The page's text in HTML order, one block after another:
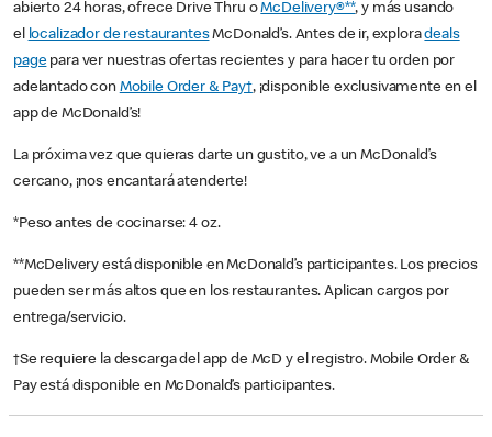
abierto 24 horas, ofrece Drive Thru oMcDelivery®**, y más usando
el localizador de restaurantesMcDonald’s. Antes de ir, exploradeals
pagepara ver nuestras ofertas recientes y para hacer tu orden por
adelantado con Mobile Order & Pay†, ¡disponible exclusivamente en el
app de McDonald’s!
La próxima vez que quieras darte un gustito, ve a un McDonald’s
cercano, ¡nos encantará atenderte!
*Peso antes de cocinarse: 4 oz.
**McDelivery está disponible en McDonald’s participantes. Los precios
pueden ser más altos que en los restaurantes. Aplican cargos por
entrega/servicio.
†Se requiere la descarga del app de McD y el registro. Mobile Order &
Pay está disponible en McDonald’s participantes.